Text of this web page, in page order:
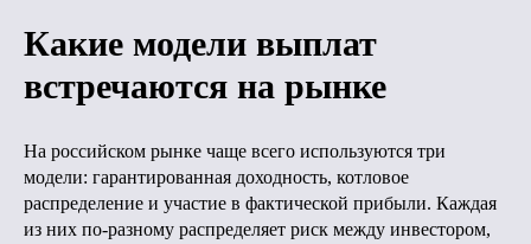
Какие модели выплат
встречаются на рынке
На российском рынке чаще всего используются три
модели: гарантированная доходность, котловое
распределение и участие в фактической прибыли. Каждая
из них по-разному распределяет риск между инвестором,